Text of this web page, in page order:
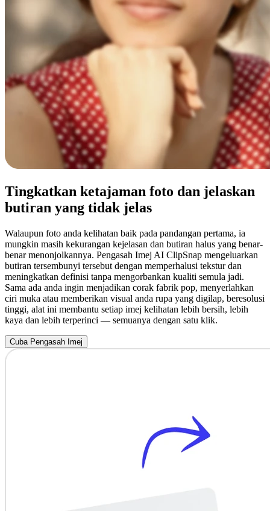
Tingkatkan ketajaman foto dan jelaskan
butiran yang tidak jelas
Walaupun foto anda kelihatan baik pada pandangan pertama, ia
mungkin masih kekurangan kejelasan dan butiran halus yang benar-
benar menonjolkannya. Pengasah Imej AI ClipSnap mengeluarkan
butiran tersembunyi tersebut dengan memperhalusi tekstur dan
meningkatkan definisi tanpa mengorbankan kualiti semula jadi.
Sama ada anda ingin menjadikan corak fabrik pop, menyerlahkan
ciri muka atau memberikan visual anda rupa yang digilap, beresolusi
tinggi, alat ini membantu setiap imej kelihatan lebih bersih, lebih
kaya dan lebih terperinci — semuanya dengan satu klik.
Cuba Pengasah Imej